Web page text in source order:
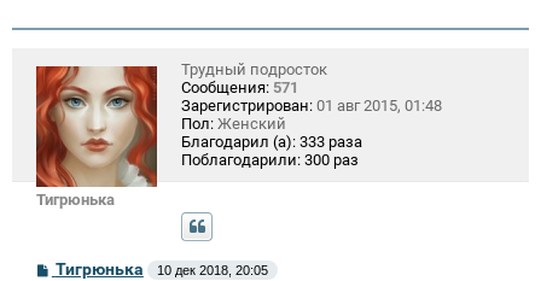
Тигрюнька
Трудный подросток
Сообщения: 571
Зарегистрирован: 01 авг 2015, 01:48
Пол: Женский
Благодарил (а): 333 раза
Поблагодарили: 300 раз
СТигрюнька 10 дек 2018, 20:05